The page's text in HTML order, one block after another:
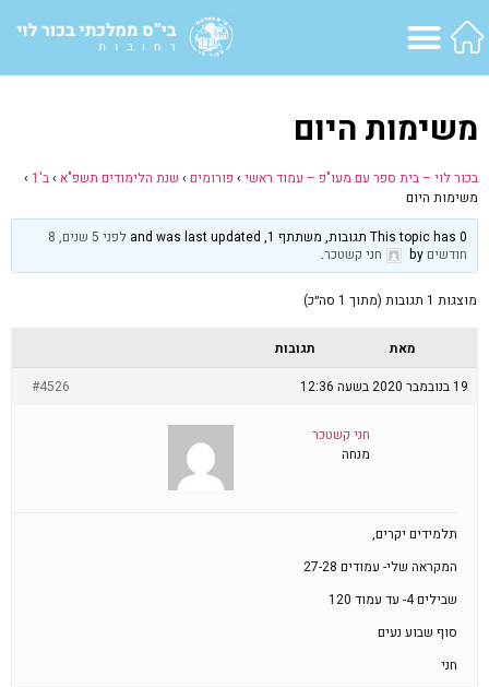
משימות היום
בכור לוי – בית ספר עם מעו"פ – עמוד ראשי › פורומים › שנת הלימודים תשפ"א ›ב'1
›
משימות היום
This topic has 0 תגובות, משתתף 1, and was last updated
לפני 5 שנים, 8
חודשים by חני קשטכר.
מוצגות 1 תגובות (מתוך 1 סה״כ)
מאת
תגובות
19 בנובמבר 2020 בשעה 12:36
#4526
חני קשטכר
מנחה
תלמידים יקרים,
המקראה שלי- עמודים 27-28
שבילים 4- עד עמוד 120
סוף שבוע נעים
חני